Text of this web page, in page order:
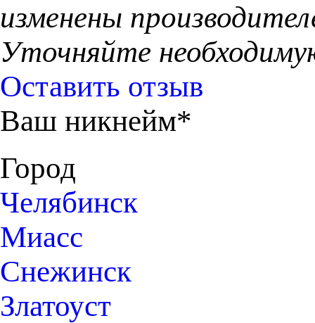
изменены
Уточняйте
Оставить отзыв
Ваш никнейм*
Город
Челябинск
Миасс
Снежинск
Златоуст